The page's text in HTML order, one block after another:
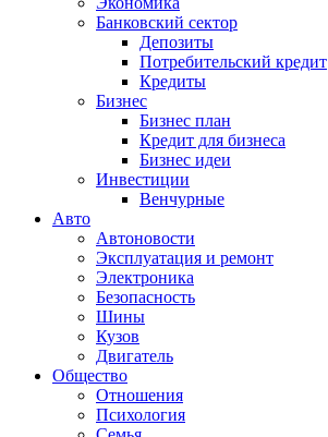
Банковский сектор
Депозиты
Потребительский кредит
Кредиты
Бизнес
Бизнес план
Кредит для бизнеса
Бизнес идеи
Инвестиции
Венчурные
Авто
Автоновости
Эксплуатация и ремонт
Электроника
Безопасность
Шины
Кузов
Двигатель
Общество
Отношения
Психология